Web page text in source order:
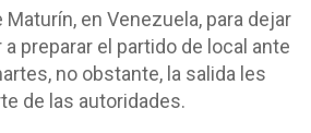
Maturín, en Venezuela, para dejar
preparar el partido de local ante
no obstante, la salida les
de las autoridades.